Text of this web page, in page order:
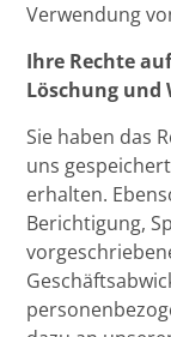
Verwendung
Ihre Rechte
Löschung und
Sie haben das
uns
erhalten.
Berichtigung,